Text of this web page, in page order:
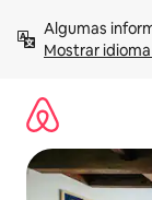
para
Mostrar